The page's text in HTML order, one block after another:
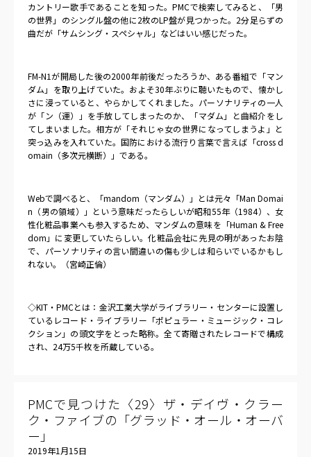
カントリー歌手であることを知った。PMCで検索してみると、「男
の世界」のシングル盤の他に2枚のLP盤が見つかった。 2分足らずの
曲だが「サムシング・スペシャル」などはいい感じだった。
FM-N1が開局した後の2000年前後だったろうか、ある番組で「マン
ダム」を取り上げていた。およそ30年ぶりに聴いたもので、懐かし
さに浸っていると、やらかしてくれました。パーソナリティの一人
が「ン（運）」を手放してしまったのか、「マダム」と曲紹介をし
てしまいました。相方が「それじゃ女の世界になってしまうよ」と
突っ込みを入れていた。国防における流行り言葉で言えば「cross d
omain （多次元横断）」である。
Webで調べると、「mandom （マンダム）」とは元々「Man Domai
n （男の領域）」という意味だったらしいが昭和55年（1984）、女
性化粧品事業へも参入するため、マンダムの意味を「Human & Free
dom 」に変更していたらしい。化粧品会社に先見の明があったお陰
で、パーソナリティの言い間違いの傷も少しは和らいでいるかもし
れない。（宮崎正倫）
◇KIT ・PMCとは：金沢工業大学がライブラリー・センターに設置し
ているレコード・ライブラリー「ポピュラー・ミュージック・コレ
クション」の頭文字をとった略称。全て寄贈されたレコードで構成
され、 24万5千枚を所蔵している。
PMCで見つけた〈29〉ザ・デイヴ・クラー
ク・ファイブの「グラッド・オール・オーバ
ー」
2019年1月15日